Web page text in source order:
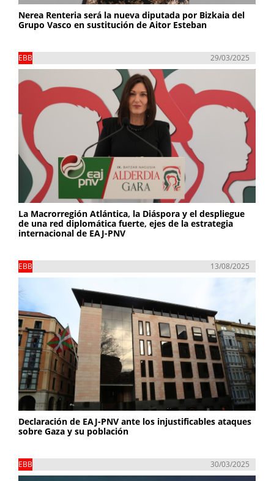
Nerea Renteria será la nueva diputada por Bizkaia del
Grupo Vasco en sustitución de Aitor Esteban
EBB 29/03/2025
La Macrorregión Atlántica, la Diáspora y el despliegue
de una red diplomática fuerte, ejes de la estrategia
internacional de EAJ-PNV
EBB 13/08/2025
Declaración de EAJ-PNV ante los injustificables ataques
sobre Gaza y su población
EBB 30/03/2025